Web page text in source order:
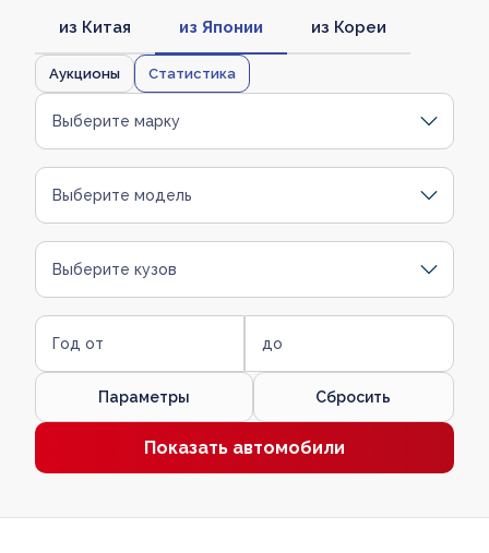
из Китая из Японии из Кореи
Аукционы Статистика
Выберите марку
Выберите модель
Выберите кузов
Год от до
Параметры Сбросить
Показать автомобили